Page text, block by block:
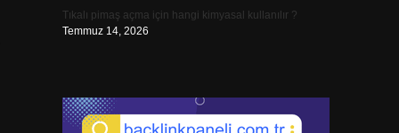
Tıkalı pimaş açma için hangi kimyasal kullanılır ?
Temmuz 14, 2026